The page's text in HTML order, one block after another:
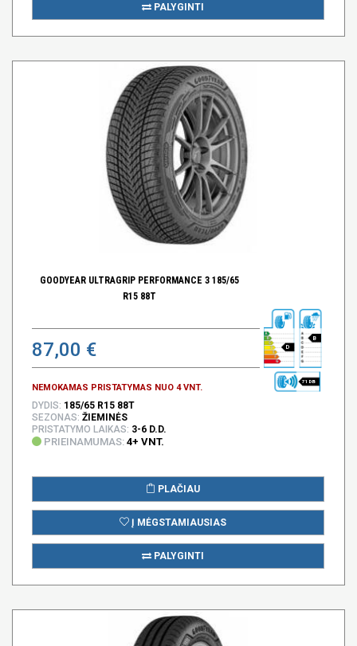
PALYGINTI
GOODYEAR ULTRAGRIP PERFORMANCE 3 185/65
R15 88T
87,00 €
NEMOKAMAS PRISTATYMAS NUO 4 VNT.
D
B
71 DB
DYDIS: 185/65 R15 88T
SEZONAS: ŽIEMINĖS
PRISTATYMO LAIKAS: 3-6 D.D.
PRIEINAMUMAS: 4+ VNT.
PLAČIAU
Į MĖGSTAMIAUSIAS
PALYGINTI